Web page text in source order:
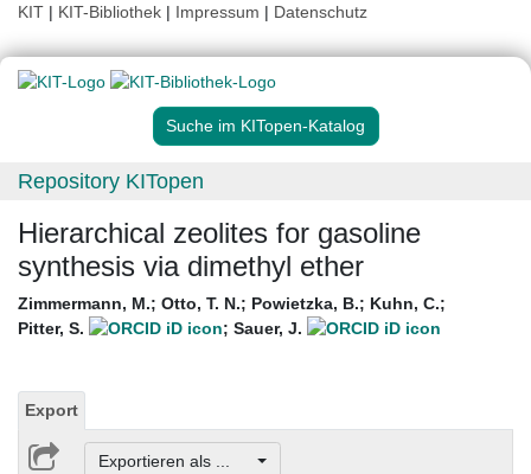
KIT | KIT-Bibliothek | Impressum | Datenschutz
Suche im KITopen-Katalog
Repository KITopen
Hierarchical zeolites for gasoline
synthesis via dimethyl ether
Zimmermann, M.; Otto, T. N.; Powietzka, B.; Kuhn, C.;
Pitter, S.
; Sauer, J.
Export
Exportieren als ...